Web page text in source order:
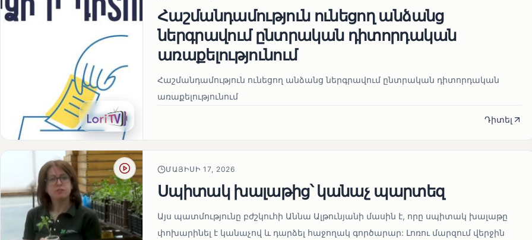
Հաշմանդամություն ունեցող անձանց
ներգրավում ընտրական դիտորդական
առաքելությունում
Հաշմանդամություն ունեցող անձանց ներգրավում ընտրական դիտորդական
առաքելությունում
Դիտել
ՄԱՅԻՍԻ 17, 2026
Սպիտակ խալաթից՝ կանաչ պարտեզ
Այս պատմությունը բժշկուհի Աննա Ալթունյանի մասին է, որը սպիտակ խալաթը
փոխարինել է կանաչով և դարձել հաջողակ գործարար: Լոռու մարզում վերջին